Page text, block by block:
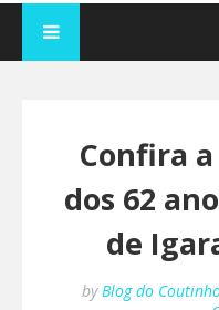
Confira
dos 62
de
by Blog do